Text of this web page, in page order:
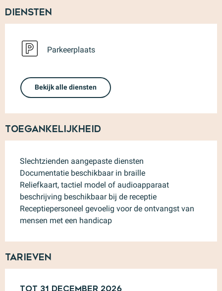
Diensten
Parkeerplaats
Bekijk alle diensten
Toegankelijkheid
Slechtzienden aangepaste diensten
Documentatie beschikbaar in braille
Reliefkaart, tactiel model of audioapparaat
beschrijving beschikbaar bij de receptie
Receptiepersoneel gevoelig voor de ontvangst van
mensen met een handicap
Tarieven
Van 1 februari 2026tot
Tot 31 december 2026